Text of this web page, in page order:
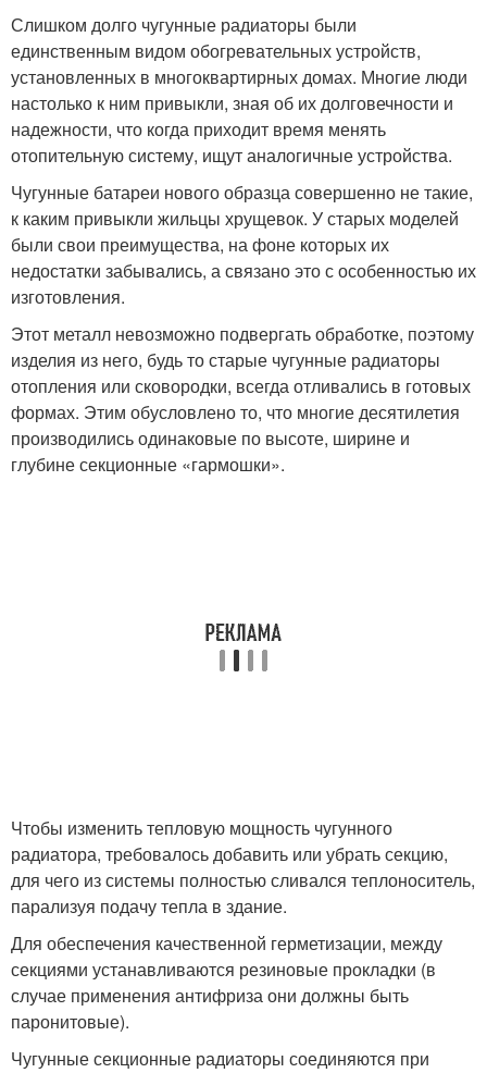
Слишком долго чугунные радиаторы были
единственным видом обогревательных устройств,
установленных в многоквартирных домах. Многие люди
настолько к ним привыкли, зная об их долговечности и
надежности, что когда приходит время менять
отопительную систему, ищут аналогичные устройства.
Чугунные батареи нового образца совершенно не такие,
к каким привыкли жильцы хрущевок. У старых моделей
были свои преимущества, на фоне которых их
недостатки забывались, а связано это с особенностью их
изготовления.
Этот металл невозможно подвергать обработке, поэтому
изделия из него, будь то старые чугунные радиаторы
отопления или сковородки, всегда отливались в готовых
формах. Этим обусловлено то, что многие десятилетия
производились одинаковые по высоте, ширине и
глубине секционные «гармошки».
Чтобы изменить тепловую мощность чугунного
радиатора, требовалось добавить или убрать секцию,
для чего из системы полностью сливался теплоноситель,
парализуя подачу тепла в здание.
Для обеспечения качественной герметизации, между
секциями устанавливаются резиновые прокладки (в
случае применения антифриза они должны быть
паронитовые).
Чугунные секционные радиаторы соединяются при